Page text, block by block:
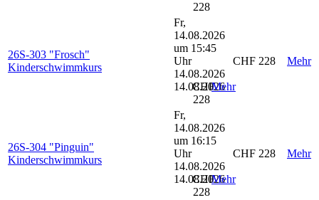
228
26S-303 "Frosch"
Kinderschwimmkurs
Fr,
14.08.2026
um 15:45
Uhr
14.08.2026
14.08.2026
CHF
228
Mehr
CHF 228 Mehr
26S-304 "Pinguin"
Kinderschwimmkurs
Fr,
14.08.2026
um 16:15
Uhr
14.08.2026
14.08.2026
CHF
228
Mehr
CHF 228 Mehr